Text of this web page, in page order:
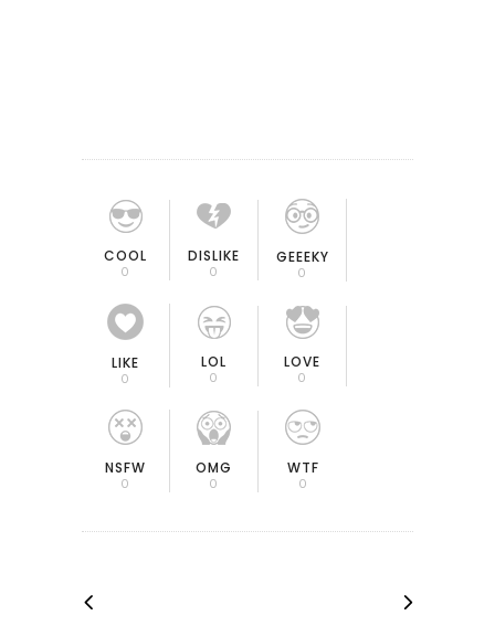
COOL
0
DISLIKE
0
GEEEKY
0
LIKE
0
LOL
0
LOVE
0
NSFW
0
OMG
0
WTF
0